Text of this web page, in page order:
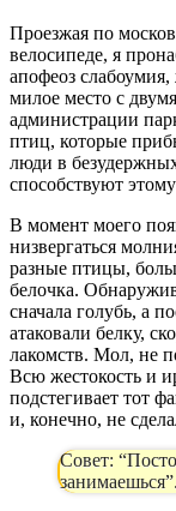
Проезжая по
велосипеде, я
апофеоз
милое место с
администрации
птиц, которые
люди в
способствуют
В момент моего
низвергаться
разные птицы,
белочка.
сначала голубь, а
атаковали белку,
лакомств. Мол, не
Всю жестокость и
подстегивает тот
и, конечно, не
Совет:
занимаешься”.